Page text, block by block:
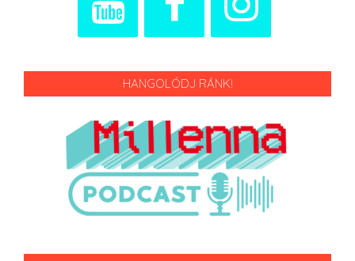
HANGOLÓDJ RÁNK!